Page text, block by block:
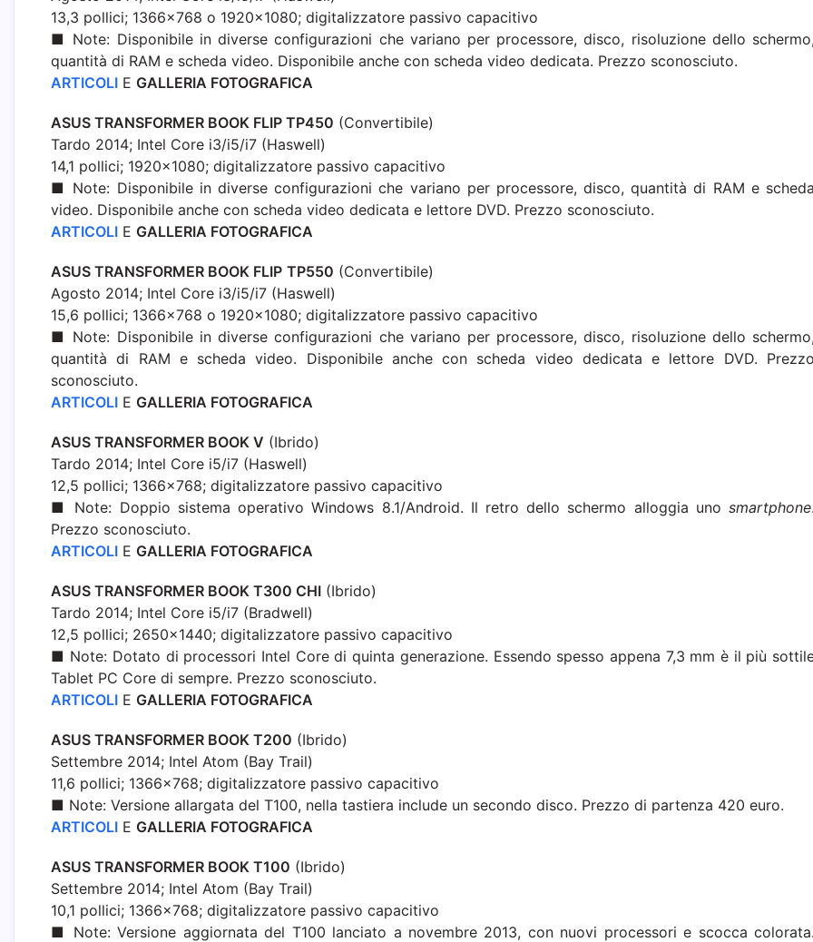
13,3 pollici; 1366×768 o 1920×1080; digitalizzatore passivo capacitivo
■ Note: Disponibile in diverse configurazioni che variano per processore, disco, risoluzione dello
quantità di RAM e scheda video. Disponibile anche con scheda video dedicata. Prezzo sconosciuto.
ARTICOLI E GALLERIA FOTOGRAFICA
ASUS TRANSFORMER BOOK FLIP TP450 (Convertibile)
Tardo 2014; Intel Core i3/i5/i7 (Haswell)
14,1 pollici; 1920×1080; digitalizzatore passivo capacitivo
■ Note: Disponibile in diverse configurazioni che variano per processore, disco, quantità di RAM e
video. Disponibile anche con scheda video dedicata e lettore DVD. Prezzo sconosciuto.
ARTICOLI E GALLERIA FOTOGRAFICA
ASUS TRANSFORMER BOOK FLIP TP550 (Convertibile)
Agosto 2014; Intel Core i3/i5/i7 (Haswell)
15,6 pollici; 1366×768 o 1920×1080; digitalizzatore passivo capacitivo
■ Note: Disponibile in diverse configurazioni che variano per processore, disco, risoluzione dello
quantità di RAM e scheda video. Disponibile anche con scheda video dedicata e lettore DVD.
sconosciuto.
ARTICOLI E GALLERIA FOTOGRAFICA
ASUS TRANSFORMER BOOK V (Ibrido)
Tardo 2014; Intel Core i5/i7 (Haswell)
12,5 pollici; 1366×768; digitalizzatore passivo capacitivo
■ Note: Doppio sistema operativo Windows 8.1/Android. Il retro dello schermo alloggia uno smartphone
Prezzo sconosciuto.
ARTICOLI E GALLERIA FOTOGRAFICA
ASUS TRANSFORMER BOOK T300 CHI (Ibrido)
Tardo 2014; Intel Core i5/i7 (Bradwell)
12,5 pollici; 2650×1440; digitalizzatore passivo capacitivo
■ Note: Dotato di processori Intel Core di quinta generazione. Essendo spesso appena 7,3 mm è il più
Tablet PC Core di sempre. Prezzo sconosciuto.
ARTICOLI E GALLERIA FOTOGRAFICA
ASUS TRANSFORMER BOOK T200 (Ibrido)
Settembre 2014; Intel Atom (Bay Trail)
11,6 pollici; 1366×768; digitalizzatore passivo capacitivo
■ Note: Versione allargata del T100, nella tastiera include un secondo disco. Prezzo di partenza 420 euro.
ARTICOLI E GALLERIA FOTOGRAFICA
ASUS TRANSFORMER BOOK T100 (Ibrido)
Settembre 2014; Intel Atom (Bay Trail)
10,1 pollici; 1366×768; digitalizzatore passivo capacitivo
■ Note: Versione aggiornata del T100 lanciato a novembre 2013, con nuovi processori e scocca